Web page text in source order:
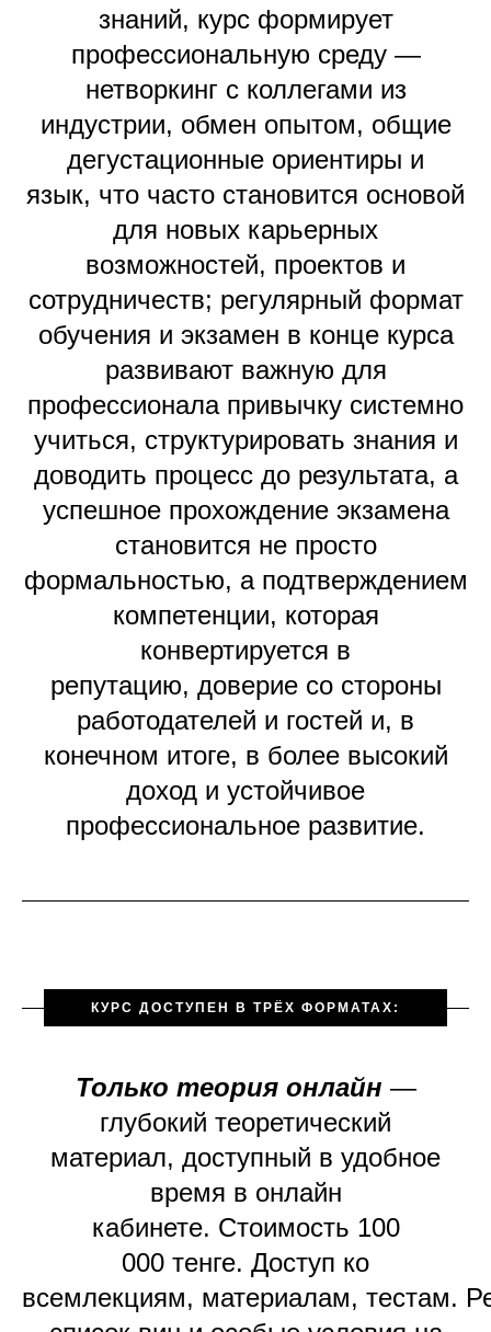
знаний, курс формирует
профессиональную среду —
нетворкинг с коллегами из
индустрии, обмен опытом, общие
дегустационные ориентиры и
язык, что часто становится основой
для новых карьерных
возможностей, проектов и
сотрудничеств; регулярный формат
обучения и экзамен в конце курса
развивают важную для
профессионала привычку системно
учиться, структурировать знания и
доводить процесс до результата, а
успешное прохождение экзамена
становится не просто
формальностью, а подтверждением
компетенции, которая
конвертируется в
репутацию, доверие со стороны
работодателей и гостей и, в
конечном итоге, в более высокий
доход и устойчивое
профессиональное развитие.
КУРС ДОСТУПЕН В ТРЁХ ФОРМАТАХ:
Только теория онлайн —
глубокий теоретический
материал, доступный в удобное
время в онлайн
кабинете. Стоимость 100
000 тенге. Доступ ко
всемлекциям, материалам, тестам.